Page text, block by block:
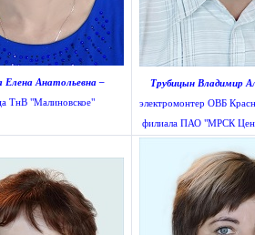
Елена Анатольевна –
ТнВ "Малиновское"
Трубицын Владимир
электромонтер ОВБ
филиала ПАО "МРСК